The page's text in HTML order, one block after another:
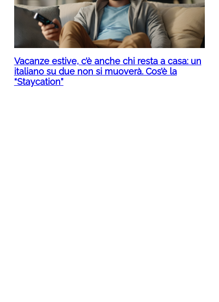
Vacanze estive, c’è anche chi resta a casa: un
italiano su due non si muoverà. Cos’è la
“Staycation”